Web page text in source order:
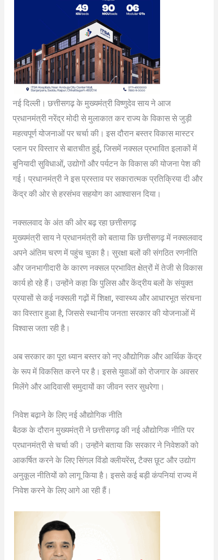
नई दिल्ली। छत्तीसगढ़ के मुख्यमंत्री विष्णुदेव साय ने आज
प्रधानमंत्री नरेंद्र मोदी से मुलाकात कर राज्य के विकास से जुड़ी
महत्वपूर्ण योजनाओं पर चर्चा की। इस दौरान बस्तर विकास मास्टर
प्लान पर विस्तार से बातचीत हुई, जिसमें नक्सल प्रभावित इलाकों में
बुनियादी सुविधाओं, उद्योगों और पर्यटन के विकास की योजना पेश की
गई। प्रधानमंत्री ने इस प्रस्ताव पर सकारात्मक प्रतिक्रिया दी और
केंद्र की ओर से हरसंभव सहयोग का आश्वासन दिया।
नक्सलवाद के अंत की ओर बढ़ रहा छत्तीसगढ़
मुख्यमंत्री साय ने प्रधानमंत्री को बताया कि छत्तीसगढ़ में नक्सलवाद
अपने अंतिम चरण में पहुंच चुका है। सुरक्षा बलों की संगठित रणनीति
और जनभागीदारी के कारण नक्सल प्रभावित क्षेत्रों में तेजी से विकास
कार्य हो रहे हैं। उन्होंने कहा कि पुलिस और केंद्रीय बलों के संयुक्त
प्रयासों से कई नक्सली गढ़ों में शिक्षा, स्वास्थ्य और आधारभूत संरचना
का विस्तार हुआ है, जिससे स्थानीय जनता सरकार की योजनाओं में
विश्वास जता रही है।
अब सरकार का पूरा ध्यान बस्तर को नए औद्योगिक और आर्थिक केंद्र
के रूप में विकसित करने पर है। इससे युवाओं को रोजगार के अवसर
मिलेंगे और आदिवासी समुदायों का जीवन स्तर सुधरेगा।
निवेश बढ़ाने के लिए नई औद्योगिक नीति
बैठक के दौरान मुख्यमंत्री ने छत्तीसगढ़ की नई औद्योगिक नीति पर
प्रधानमंत्री से चर्चा की। उन्होंने बताया कि सरकार ने निवेशकों को
आकर्षित करने के लिए सिंगल विंडो क्लीयरेंस, टैक्स छूट और उद्योग
अनुकूल नीतियों को लागू किया है। इससे कई बड़ी कंपनियां राज्य में
निवेश करने के लिए आगे आ रही हैं।